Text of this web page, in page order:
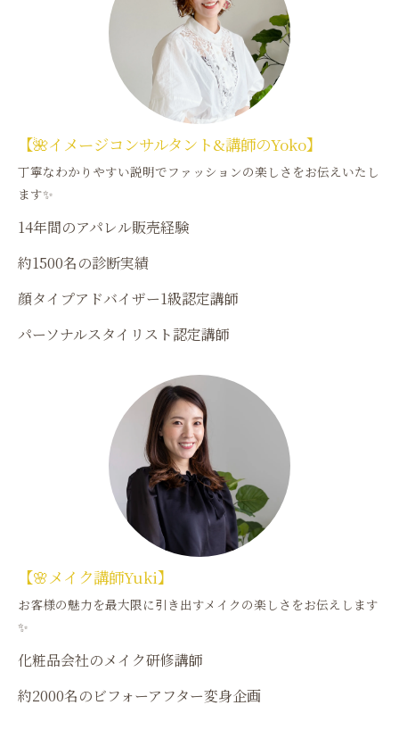
【🌺イメージコンサルタント&講師のYoko】
丁寧なわかりやすい説明でファッションの楽しさをお伝えいたし
ます✨
14年間のアパレル販売経験
約1500名の診断実績
顔タイプアドバイザー1級認定講師
パーソナルスタイリスト認定講師
【🌸メイク講師Yuki】
お客様の魅力を最大限に引き出すメイクの楽しさをお伝えします
✨
化粧品会社のメイク研修講師
約2000名のビフォーアフター変身企画